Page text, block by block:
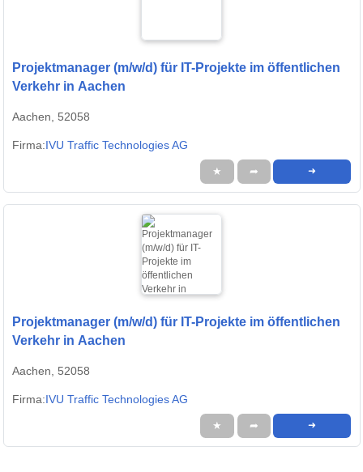
Projektmanager (m/w/d) für IT-Projekte im öffentlichen
Verkehr in Aachen
Aachen, 52058
Firma:IVU Traffic Technologies AG
★ ➦ ➜
Projektmanager (m/w/d) für IT-Projekte im öffentlichen
Verkehr in Aachen
Aachen, 52058
Firma:IVU Traffic Technologies AG
★ ➦ ➜